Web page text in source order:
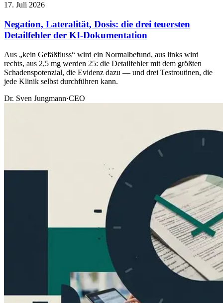
17. Juli 2026
Negation, Lateralität, Dosis: die drei teuersten
Detailfehler der KI-Dokumentation
Aus „kein Gefäßfluss“ wird ein Normalbefund, aus links wird
rechts, aus 2,5 mg werden 25: die Detailfehler mit dem größten
Schadenspotenzial, die Evidenz dazu — und drei Testroutinen, die
jede Klinik selbst durchführen kann.
Dr. Sven Jungmann·CEO